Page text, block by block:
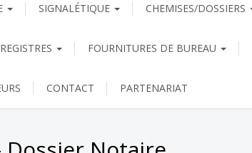
SIGNALÉTIQUE CHEMISES/DOSSIERS
REGISTRES FOURNITURES DE BUREAU
CONTACT PARTENARIAT